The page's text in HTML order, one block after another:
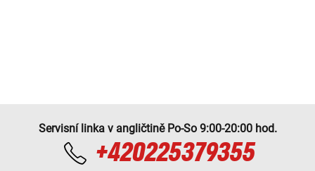
Servisní linka v angličtině Po-So 9:00-20:00 hod.
+420225379355